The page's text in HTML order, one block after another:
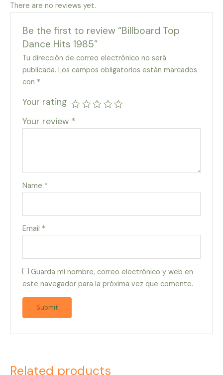
There are no reviews yet.
Be the first to review “Billboard Top
Dance Hits 1985”
Tu dirección de correo electrónico no será
publicada. Los campos obligatorios están marcados
con *
Your rating
Your review *
Name *
Email *
Guarda mi nombre, correo electrónico y web en
este navegador para la próxima vez que comente.
Related products